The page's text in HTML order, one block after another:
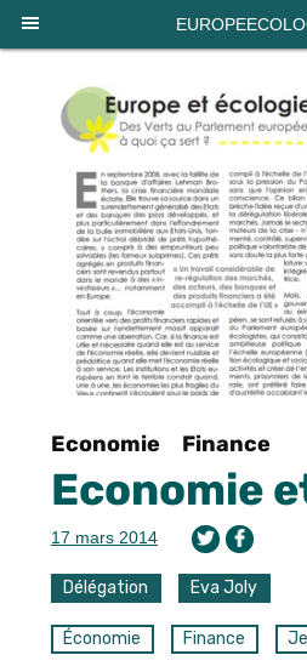
Economie Finance
Economie
17 mars 2014
Délégation Eva Joly
Économie Finance